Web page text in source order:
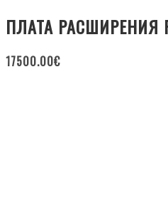
ПЛАТА РАСШИРЕНИЯ
17500.00€